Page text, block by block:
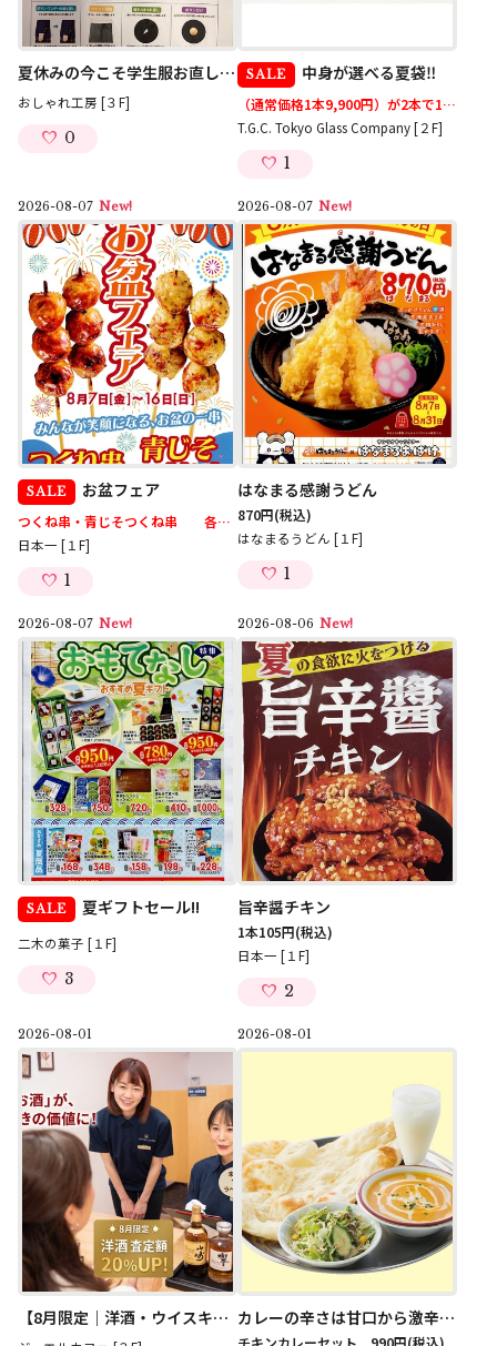
夏休みの今こそ学生服お直しのチャンスです
おしゃれ工房 [３F]
0
SALE 中身が選べる夏袋‼
（通常価格1本9,900円）が2本で13,200円
T.G.C. Tokyo Glass Company [２F]
1
2026-08-07 New!
SALE お盆フェア
つくね串・青じそつくね串 各1本 127円 (税込)
日本一 [１F]
1
2026-08-07 New!
はなまる感謝うどん
870円(税込)
はなまるうどん [１F]
1
2026-08-07 New!
SALE 夏ギフトセール!!
二木の菓子 [１F]
3
2026-08-06 New!
旨辛醤チキン
1本105円(税込)
日本一 [１F]
2
2026-08-01
【8月限定｜洋酒・ウイスキー買取強化】
2026-08-01
カレーの辛さは甘口から激辛まで調整できます！
チキンカレーセット 990円(税込)